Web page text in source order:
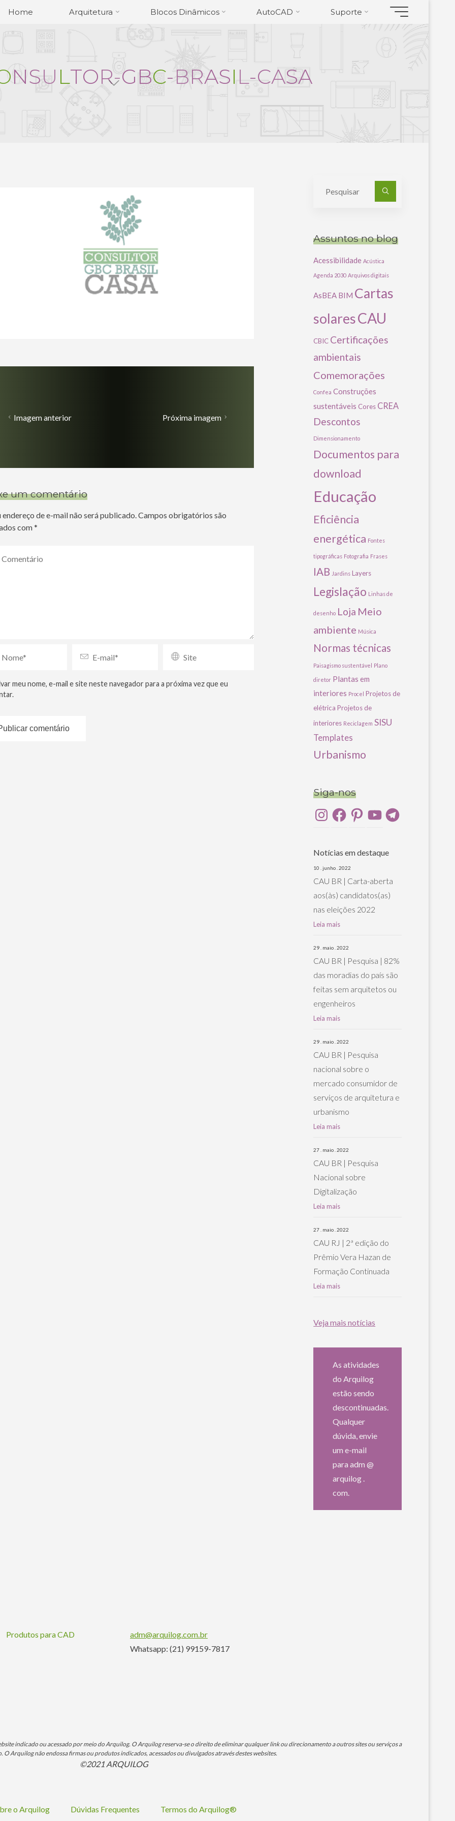
Home Arquitetura Blocos Dinâmicos AutoCAD Suporte
NSU LTOR-GBC-BRASI L-CASA
Imagem anterior Próxima imagem
um comentário
endereço de e-mail não será publicado. Campos obrigatórios são
com*
meu nome, e-mail e site neste navegador para a próxima vez que eu
Assuntos no blog
Acessibilidade Acústica
Agenda 2030 Arquivos digitais
AsBEA BIM Cartas
solaresCAU
CBIC Certificações
ambientais
Comemorações
Confea Construções
sustentáveis Cores CREA
Descontos
Dimensionamento
Documentos para
download
Educação
Eficiência
energética Fontes
tipográficas Fotografia Frases
IAB Jardins Layers
Legislação Linhas de
desenho Loja Meio
ambiente Música
Normas técnicas
Paisagismo sustentável Plano
diretor Plantas em
interiores Procel Projetos de
elétrica Projetos de
interiores Reciclagem SISU
Templates
Urbanismo
Siga-nos
InstagramFacebookPinterestYouTubeTelegram
Notícias em destaque
10 . junho . 2022
CAU BR | Carta-aberta
aos(às) candidatos(as)
nas eleições 2022
Leia mais
29 . maio . 2022
CAU BR | Pesquisa | 82%
das moradias do país são
feitas sem arquitetos ou
engenheiros
Leia mais
29 . maio . 2022
CAU BR | Pesquisa
nacional sobre o
mercado consumidor de
serviços de arquitetura e
urbanismo
Leia mais
27 . maio . 2022
CAU BR | Pesquisa
Nacional sobre
Digitalização
Leia mais
27 . maio . 2022
CAU RJ | 2ª edição do
Prêmio Vera Hazan de
Formação Continuada
Leia mais
Veja mais notícias
As atividades
do Arquilog
estão sendo
descontinuadas.
Qualquer
dúvida, envie
um e-mail
para adm @
arquilog .
com.
Produtos para CAD
adm@arquilog.com.br
Whatsapp: (21) 99159-7817
indicado ou acessado por meio do Arquilog. O Arquilog reserva-se o direito de eliminar qualquer link ou direcionamento a outros sites ou serviços a
O Arquilog não endossa firmas ou produtos indicados, acessados ou divulgados através destes websites.
©2021 ARQUILOG
o Arquilog Dúvidas Frequentes Termos do Arquilog®